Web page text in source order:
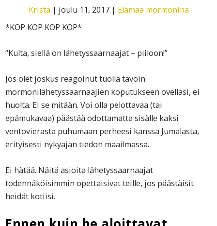
Krista | joulu 11, 2017| Elämää mormonina
*KOP KOP KOP KOP*
“Kulta, siellä on lähetyssaarnaajat – piiloon!”
Jos olet joskus reagoinut tuolla tavoin
mormonilähetyssaarnaajien koputukseen ovellasi, ei
huolta. Ei se mitään. Voi olla pelottavaa (tai
epämukavaa) päästää odottamatta sisälle kaksi
ventovierasta puhumaan perheesi kanssa Jumalasta,
erityisesti nykyajan tiedon maailmassa.
Ei hätää. Näitä asioita lähetyssaarnaajat
todennäköisimmin opettaisivat teille, jos päästäisit
heidät kotiisi.